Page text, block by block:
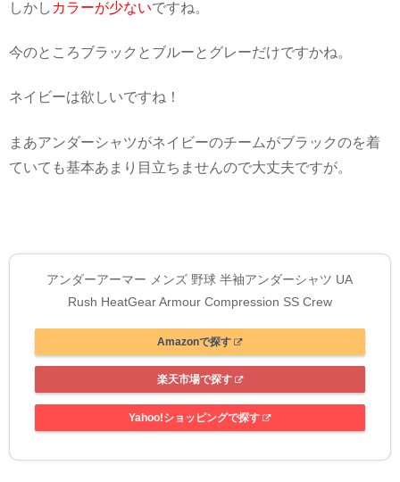
しかし カラーが少ないですね。
今のところブラックとブルーとグレーだけですかね。
ネイビーは欲しいですね！
まあアンダーシャツがネイビーのチームがブラックのを着
ていても基本あまり目立ちませんので大丈夫ですが。
アンダーアーマー メンズ 野球 半袖アンダーシャツ UA
Rush HeatGear Armour Compression SS Crew
Amazonで探す
楽天市場で探す
Yahoo!ショッピングで探す